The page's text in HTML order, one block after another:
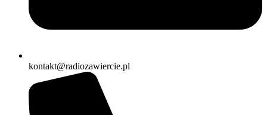
kontakt@radiozawiercie.pl